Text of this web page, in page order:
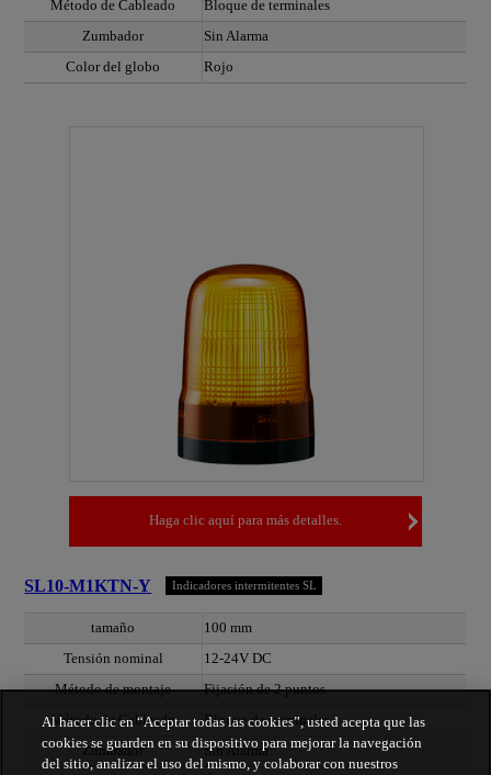
Método de Cableado
Bloque de terminales
Zumbador
Sin Alarma
Color del globo
Rojo
Haga clic aquí para más detalles.
SL10-M1KTN-Y Indicadores intermitentes SL
tamaño
100 mm
Tensión nominal
12-24V DC
Método de montaje
Fijación de 2 puntos
Método de Cableado
Bloque de terminales
Zumbador
Sin Alarma
Al hacer clic en “Aceptar todas las cookies”, usted acepta que las
cookies se guarden en su dispositivo para mejorar la navegación
del sitio, analizar el uso del mismo, y colaborar con nuestros